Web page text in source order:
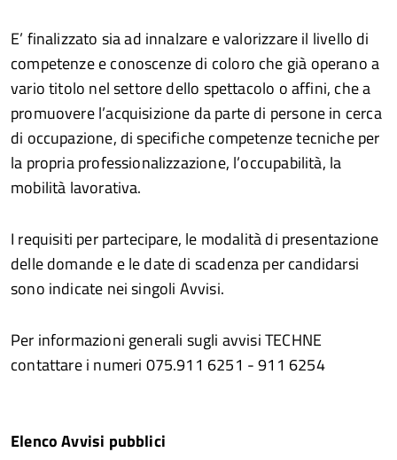
E’ finalizzato sia ad innalzare e valorizzare il livello di
competenze e conoscenze di coloro che già operano a
vario titolo nel settore dello spettacolo o affini, che a
promuovere l’acquisizione da parte di persone in cerca
di occupazione, di specifiche competenze tecniche per
la propria professionalizzazione, l’occupabilità, la
mobilità lavorativa.
I requisiti per partecipare, le modalità di presentazione
delle domande e le date di scadenza per candidarsi
sono indicate nei singoli Avvisi.
Per informazioni generali sugli avvisi TECHNE
contattare i numeri 075.911 6251 - 911 6254
Elenco Avvisi pubblici